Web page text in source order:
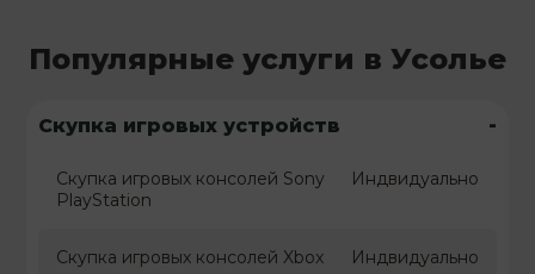
Популярные услуги в Усолье
Скупка игровых устройств -
Скупка игровых консолей Sony
PlayStation
Индвидуально
Скупка игровых консолей Xbox Индвидуально